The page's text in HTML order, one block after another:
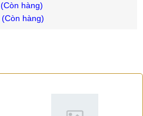
(Còn hàng)
(Còn hàng)